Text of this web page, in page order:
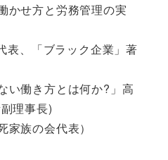
かせ方と労務管理の実
、「ブラック企業」著
い働き方とは何か?」高
理事長)
族の会代表）